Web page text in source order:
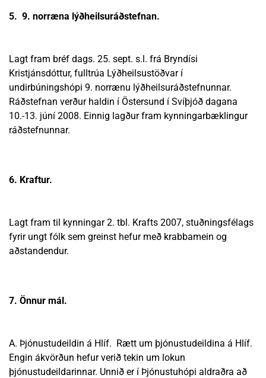
5. 9. norræna lýðheilsuráðstefnan.
Lagt fram bréf dags. 25. sept. s.l. frá Bryndísi
Kristjánsdóttur, fulltrúa Lýðheilsustöðvar í
undirbúningshópi 9. norrænu lýðheilsuráðstefnunnar.
Ráðstefnan verður haldin í Östersund í Svíþjóð dagana
10.-13. júní 2008. Einnig lagður fram kynningarbæklingur
ráðstefnunnar.
6. Kraftur.
Lagt fram til kynningar 2. tbl. Krafts 2007, stuðningsfélags
fyrir ungt fólk sem greinst hefur með krabbamein og
aðstandendur.
7. Önnur mál.
A. Þjónustudeildin á Hlíf. Rætt um þjónustudeildina á Hlíf.
Engin ákvörðun hefur verið tekin um lokun
þjónustudeildarinnar. Unnið er í Þjónustuhópi aldraðra að